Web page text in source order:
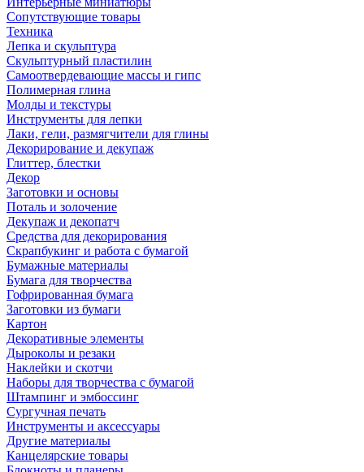
Сопутствующие товары
Техника
Лепка и скульптура
Скульптурный пластилин
Самоотвердевающие массы и гипс
Полимерная глина
Молды и текстуры
Инструменты для лепки
Лаки, гели, размягчители для глины
Декорирование и декупаж
Глиттер, блестки
Декор
Заготовки и основы
Поталь и золочение
Декупаж и декопатч
Средства для декорирования
Скрапбукинг и работа с бумагой
Бумажные материалы
Бумага для творчества
Гофрированная бумага
Заготовки из бумаги
Картон
Декоративные элементы
Дыроколы и резаки
Наклейки и скотчи
Наборы для творчества с бумагой
Штампинг и эмбоссинг
Сургучная печать
Инструменты и аксессуары
Другие материалы
Канцелярские товары